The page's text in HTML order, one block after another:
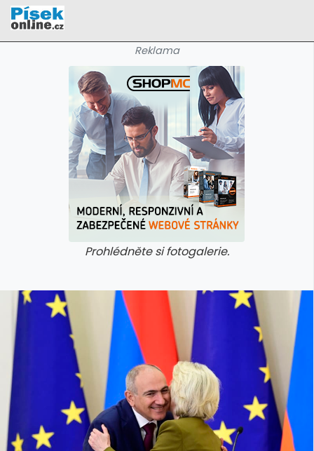
Reklama
Prohlédněte si fotogalerie.